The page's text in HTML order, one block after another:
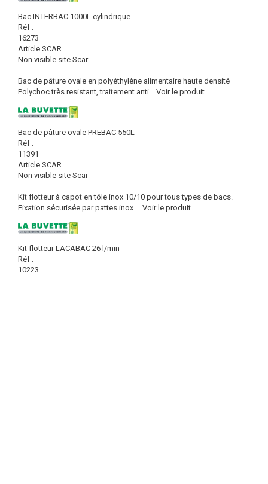
Bac INTERBAC 1000L cylindrique
Réf :
16273
Article SCAR
Non visible site Scar
Bac de pâture ovale en polyéthylène alimentaire haute densité
Polychoc très resistant, traitement anti... Voir le produit
Bac de pâture ovale PREBAC 550L
Réf :
11391
Article SCAR
Non visible site Scar
Kit flotteur à capot en tôle inox 10/10 pour tous types de bacs.
Fixation sécurisée par pattes inox.... Voir le produit
Kit flotteur LACABAC 26 l/min
Réf :
10223